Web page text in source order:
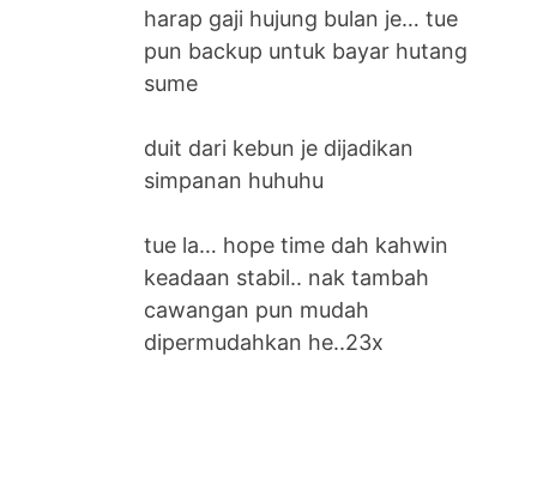
harap gaji hujung bulan je… tue
pun backup untuk bayar hutang
sume
duit dari kebun je dijadikan
simpanan huhuhu
tue la… hope time dah kahwin
keadaan stabil.. nak tambah
cawangan pun mudah
dipermudahkan he..23x